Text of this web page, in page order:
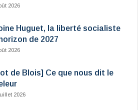
2026
Huguet, la liberté socialiste
de 2027
2026
de Blois] Ce que nous dit le
2026